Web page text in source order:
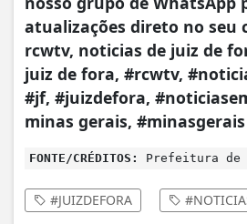
atualizações direto no seu
rcwtv, noticias de juiz de
juiz de fora, #rcwtv,
#jf, #juizdefora,
minas gerais, #minasgerais
FONTE/CRÉDITOS: Prefeitura de
#JUIZDEFORA